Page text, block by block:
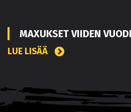
MAXUKSET VIIDEN
LUE LISÄÄ